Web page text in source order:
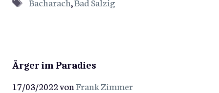
Ärger im Paradies
17/03/2022vonFrank Zimmer